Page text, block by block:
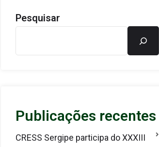
Pesquisar
Publicações recentes
CRESS Sergipe participa do XXXIII